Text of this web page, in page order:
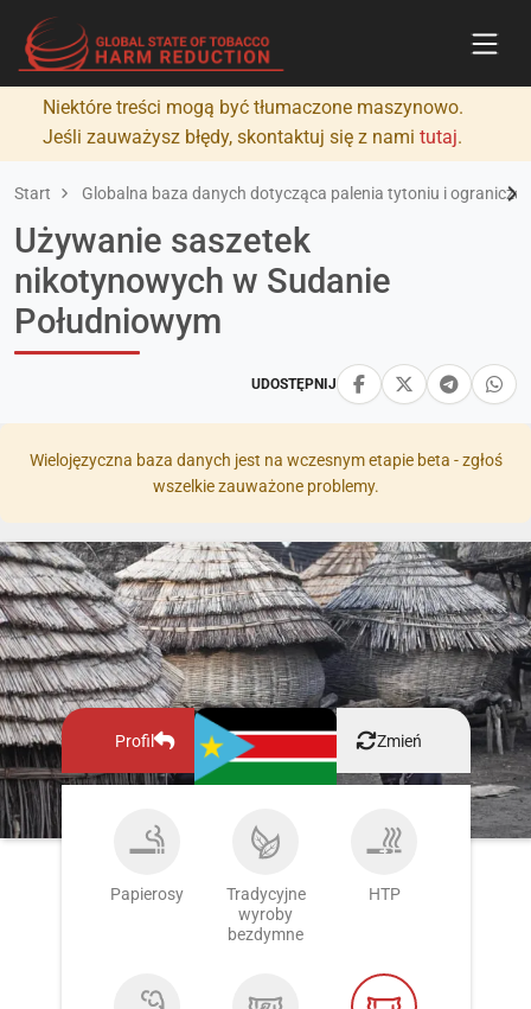
Niektóre treści mogą być tłumaczone maszynowo.
Jeśli zauważysz błędy, skontaktuj się z nami tutaj.
Start Globalna baza danych dotycząca palenia tytoniu i
UDOSTĘPNIJ
Używanie saszetek
nikotynowych w Sudanie
Południowym
Wielojęzyczna baza danych jest na wczesnym etapie beta - zgłoś
wszelkie zauważone problemy.
Profil Zmień
Papierosy
Tradycyjne
wyroby
bezdymne
HTP